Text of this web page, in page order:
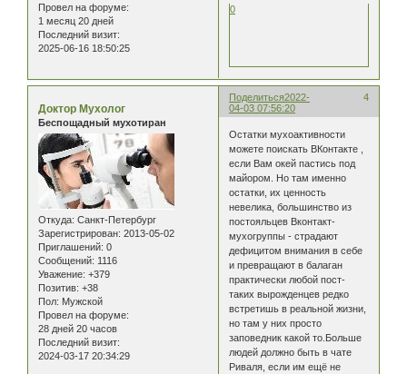
Провел на форуме:
1 месяц 20 дней
Последний визит:
2025-06-16 18:50:25
0
Поделиться 4
2022-
04-03 07:56:20
Доктор Мухолог
Беспощадный мухотиран
Откуда: Санкт-Петербург
Зарегистрирован: 2013-05-02
Приглашений: 0
Сообщений: 1116
Уважение: +379
Позитив: +38
Пол: Мужской
Провел на форуме:
28 дней 20 часов
Последний визит:
2024-03-17 20:34:29
Остатки мухоактивности
можете поискать ВКонтакте ,
если Вам окей пастись под
майором. Но там именно
остатки, их ценность
невелика, большинство из
постояльцев Вконтакт-
мухогруппы - страдают
дефицитом внимания в себе
и превращают в балаган
практически любой пост-
таких вырожденцев редко
встретишь в реальной жизни,
но там у них просто
заповедник какой то.Больше
людей должно быть в чате
Риваля, если им ещё не